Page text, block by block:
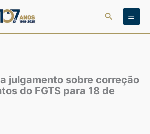
Pesquisar
julgamento sobre correção
do FGTS para 18 de